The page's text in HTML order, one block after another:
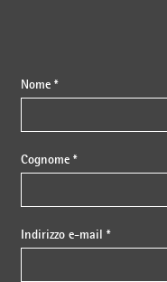
Nome *
Cognome *
Indirizzo e-mail *